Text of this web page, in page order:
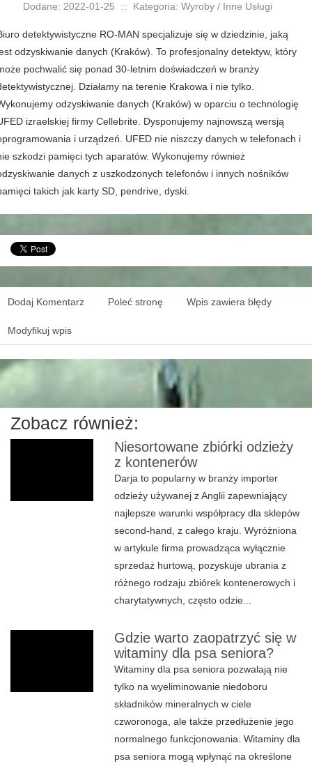
Dodane: 2022-01-25 :: Kategoria: Wyroby / Inne Usługi
detektywistyczne RO-MAN specjalizuje się w dziedzinie, jaką
odzyskiwanie danych (Kraków). To profesjonalny detektyw, który
pochwalić się ponad 30-letnim doświadczeń w branży
Działamy na terenie Krakowa i nie tylko.
odzyskiwanie danych (Kraków) w oparciu o technologię
izraelskiej firmy Cellebrite. Dysponujemy najnowszą wersją
i urządzeń. UFED nie niszczy danych w telefonach i
szkodzi pamięci tych aparatów. Wykonujemy również
danych z uszkodzonych telefonów i innych nośników
takich jak karty SD, pendrive, dyski.
Dodaj Komentarz Poleć stronę Wpis zawiera błędy
Modyfikuj wpis
Zobacz również:
Niesortowane zbiórki odzieży
z kontenerów
Darja to popularny w branży importer
odzieży używanej z Anglii zapewniający
najlepsze warunki współpracy dla sklepów
second-hand, z całego kraju. Wyróżniona
w artykule firma prowadząca wyłącznie
sprzedaż hurtową, pozyskuje ubrania z
różnego rodzaju zbiórek kontenerowych i
charytatywnych, często odzie...
Gdzie warto zaopatrzyć się w
witaminy dla psa seniora?
Witaminy dla psa seniora pozwalają nie
tylko na wyeliminowanie niedoboru
składników mineralnych w ciele
czworonoga, ale także przedłużenie jego
normalnego funkcjonowania. Witaminy dla
psa seniora mogą wpłynąć na określone